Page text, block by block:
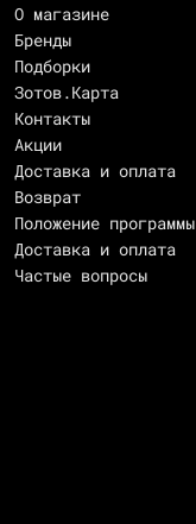
О магазине
Бренды
Подборки
Зотов.Карта
Контакты
Акции
Доставка и оплата
Возврат
Положение
Доставка и оплата
Частые вопросы